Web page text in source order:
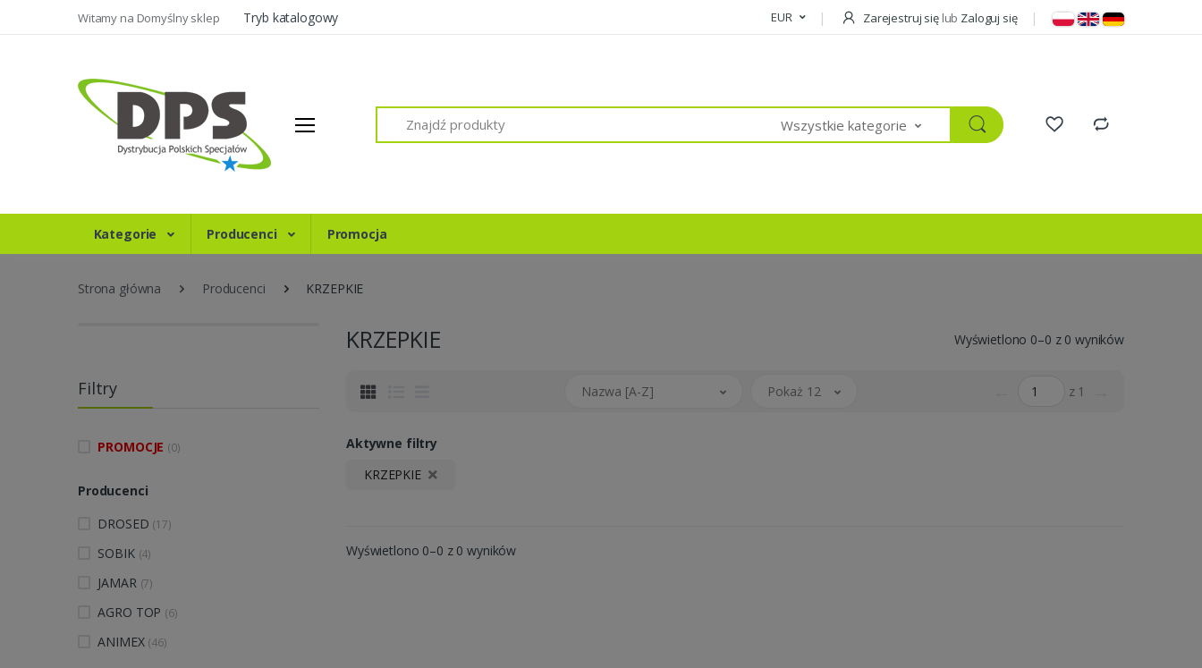
Witamy na Domyślny sklep Tryb katalogowy EUR Zarejestruj się lub Zaloguj się
Wszystkie kategorie
Kategorie Producenci Promocja
Strona główna Producenci KRZEPKIE
Filtry
PROMOCJE (0)
Producenci
DROSED (17)
SOBIK (4)
JAMAR (7)
AGRO TOP (6)
ANIMEX (46)
KRZEPKIE Wyświetlono 0–0 z 0 wyników
Nazwa [A-Z] Pokaż 12 z 1
Aktywne filtry
KRZEPKIE
Wyświetlono 0–0 z 0 wyników